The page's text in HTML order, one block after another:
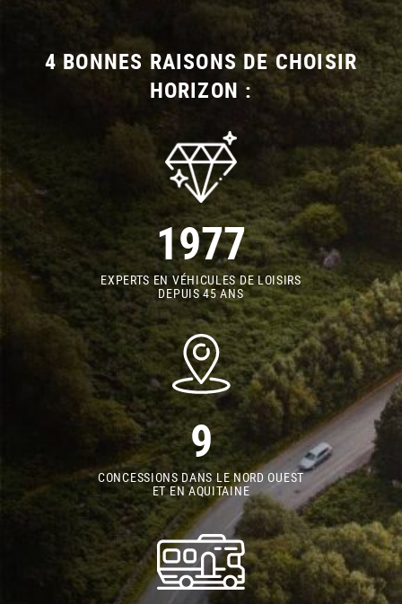
4 BONNES RAISONS DE CHOISIR
HORIZON :
1977
EXPERTS EN VÉHICULES DE LOISIRS
DEPUIS 45 ANS
9
CONCESSIONS DANS LE NORD OUEST
ET EN AQUITAINE